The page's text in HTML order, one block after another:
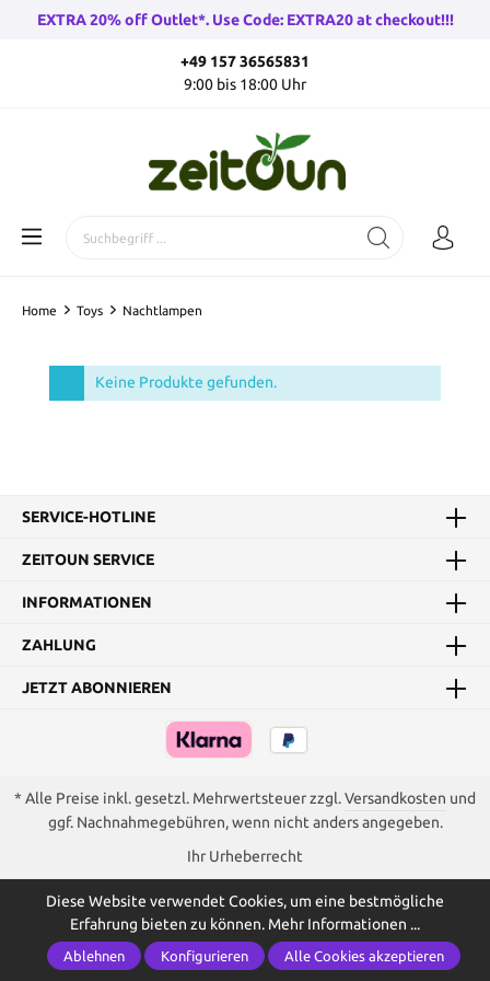
EXTRA 20% off Outlet*. Use Code: EXTRA20 at checkout!!!
+49 157 36565831
9:00 bis 18:00 Uhr
Home Toys Nachtlampen
Keine Produkte gefunden.
SERVICE-HOTLINE
ZEITOUN SERVICE
INFORMATIONEN
ZAHLUNG
JETZT ABONNIEREN
* Alle Preise inkl. gesetzl. Mehrwertsteuer zzgl.Versandkosten und
ggf. Nachnahmegebühren, wenn nicht anders angegeben.
Ihr Urheberrecht
Diese Website verwendet Cookies, um eine bestmögliche
Erfahrung bieten zu können. Mehr Informationen ...
Ablehnen Konfigurieren Alle Cookies akzeptieren